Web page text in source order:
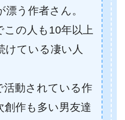
う作者さん。
この人も10年以上
けている凄い人
活動されている作
創作も多い男友達